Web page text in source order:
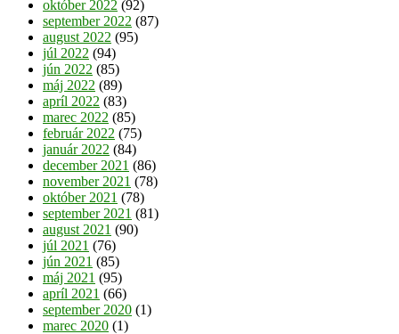
október 2022 (92)
september 2022 (87)
august 2022 (95)
júl 2022 (94)
jún 2022 (85)
máj 2022 (89)
apríl 2022 (83)
marec 2022 (85)
február 2022 (75)
január 2022 (84)
december 2021 (86)
november 2021 (78)
október 2021 (78)
september 2021 (81)
august 2021 (90)
júl 2021 (76)
jún 2021 (85)
máj 2021 (95)
apríl 2021 (66)
september 2020 (1)
marec 2020 (1)